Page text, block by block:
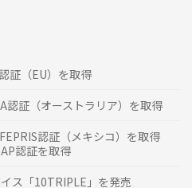
証（EU）を取得
認証（オース​​トラリア）を取得
認証（メキシコ）を取得
認証を取得
ス「10TRIPLE」を発売